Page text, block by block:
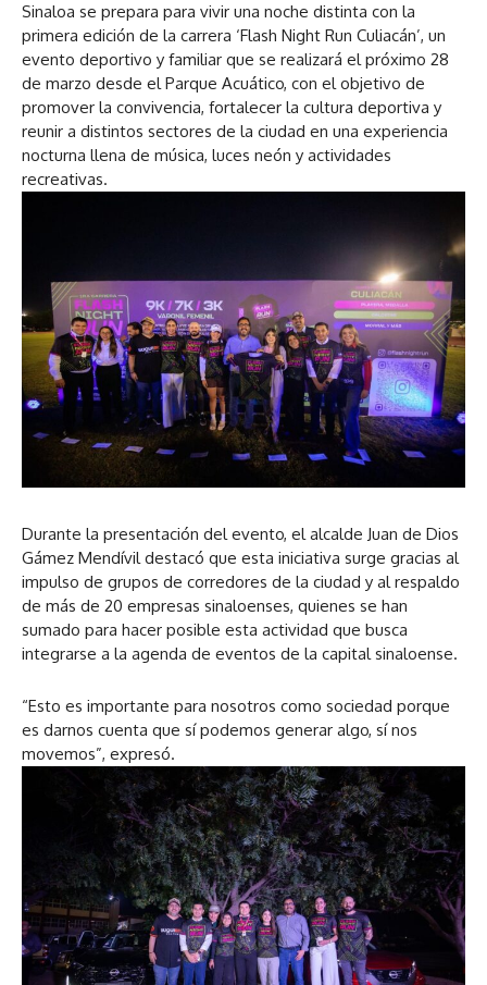
Sinaloa se prepara para vivir una noche distinta con la
primera edición de la carrera ‘Flash Night Run Culiacán’, un
evento deportivo y familiar que se realizará el próximo 28
de marzo desde el Parque Acuático, con el objetivo de
promover la convivencia, fortalecer la cultura deportiva y
reunir a distintos sectores de la ciudad en una experiencia
nocturna llena de música, luces neón y actividades
recreativas.
Durante la presentación del evento, el alcalde Juan de Dios
Gámez Mendívil destacó que esta iniciativa surge gracias al
impulso de grupos de corredores de la ciudad y al respaldo
de más de 20 empresas sinaloenses, quienes se han
sumado para hacer posible esta actividad que busca
integrarse a la agenda de eventos de la capital sinaloense.
“Esto es importante para nosotros como sociedad porque
es darnos cuenta que sí podemos generar algo, sí nos
movemos”, expresó.